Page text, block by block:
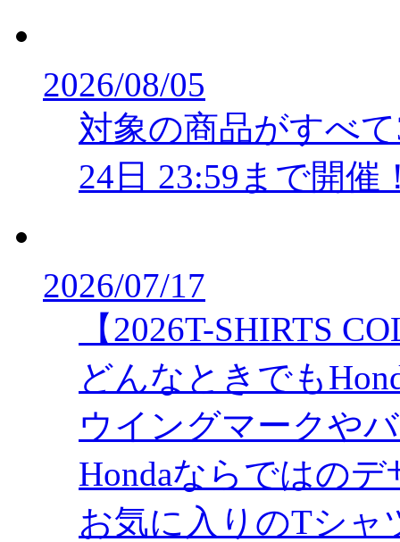
2026/08/05
対象の商品がすべ
24日 23:59まで開催
2026/07/17
【2026T-SHIRTS
どんなときでも
ウイングマークや
Hondaならではの
お気に入りのTシ